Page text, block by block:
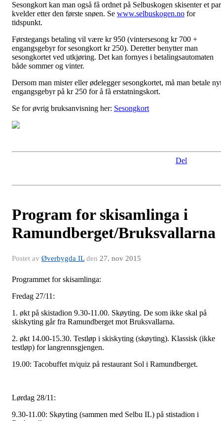
Sesongkort kan man også få ordnet på Selbuskogen skisenter et par
kvelder etter den første snøen. Se www.selbuskogen.no for
tidspunkt.
Førstegangs betaling vil være kr 950 (vintersesong kr 700 +
engangsgebyr for sesongkort kr 250). Deretter benytter man
sesongkortet ved utkjøring. Det kan fornyes i betalingsautomaten
både sommer og vinter.
Dersom man mister eller ødelegger sesongkortet, må man betale
engangsgebyr på kr 250 for å få erstatningskort.
Se for øvrig bruksanvisning her: Sesongkort
Del
Program for skisamlinga i
Ramundberget/Bruksvallarna
Postet av Øverbygda ILden 27. nov 2015
Programmet for skisamlinga:
Fredag 27/11:
1. økt på skistadion 9.30-11.00. Skøyting. De som ikke skal på
skiskyting går fra Ramundberget mot Bruksvallarna.
2. økt 14.00-15.30. Testløp i skiskyting (skøyting). Klassisk (ikke
testløp) for langrennsgjengen.
19.00: Tacobuffet m/quiz på restaurant Sol i Ramundberget.
Lørdag 28/11:
9.30-11.00: Skøyting (sammen med Selbu IL) på stistadion i